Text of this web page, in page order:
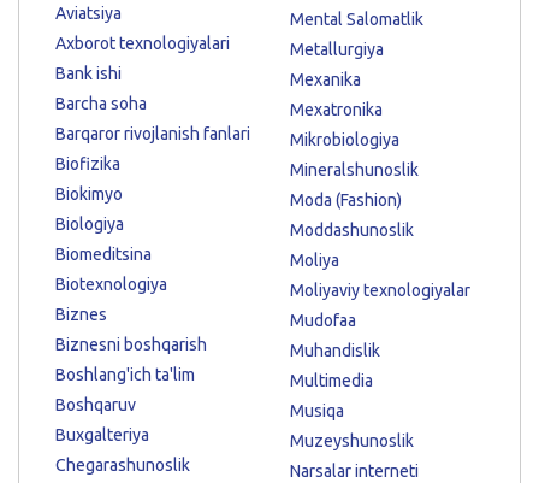
Aviatsiya
Axborot texnologiyalari
Bank ishi
Barcha soha
Barqaror rivojlanish fanlari
Biofizika
Biokimyo
Biologiya
Biomeditsina
Biotexnologiya
Biznes
Biznesni boshqarish
Boshlang'ich ta'lim
Boshqaruv
Buxgalteriya
Chegarashunoslik
Mental Salomatlik
Metallurgiya
Mexanika
Mexatronika
Mikrobiologiya
Mineralshunoslik
Moda (Fashion)
Moddashunoslik
Moliya
Moliyaviy texnologiyalar
Mudofaa
Muhandislik
Multimedia
Musiqa
Muzeyshunoslik
Narsalar interneti